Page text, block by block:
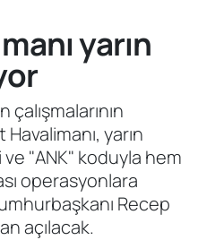
yarın
yarın
ve "ANK" koduyla hem
operasyonlara
Recep
açılacak.
ve Fikstür